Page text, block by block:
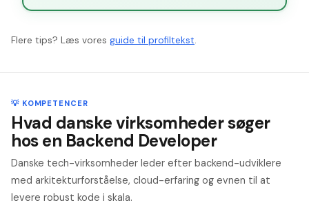
Flere tips? Læs vores guide til profiltekst.
💡 KOMPETENCER
Hvad danske virksomheder søger
hos en Backend Developer
Danske tech-virksomheder leder efter backend-udviklere
med arkitekturforståelse, cloud-erfaring og evnen til at
levere robust kode i skala.